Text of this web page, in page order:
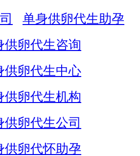
单身供卵代生助孕
供卵代生咨询
供卵代生中心
供卵代生机构
供卵代生公司
供卵代怀助孕